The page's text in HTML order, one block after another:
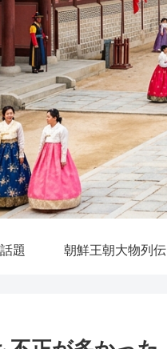
題 朝鮮王朝大物列伝